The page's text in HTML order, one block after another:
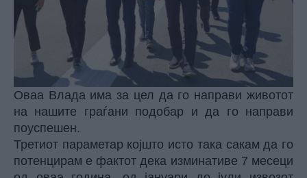
Оваа Влада има за цел да го направи животот
на нашите граѓани подобар и да го направи
поуспешен.
Третиот параметар којшто исто така сакам да го
потенцирам е фактот дека изминативе 7 месеци